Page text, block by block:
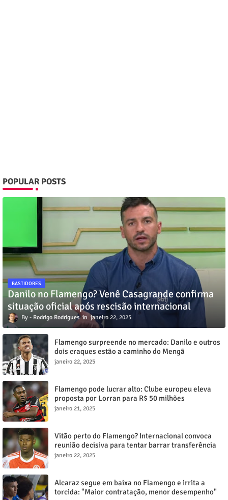
POPULAR POSTS
BASTIDORES
Danilo no Flamengo? Venê Casagrande confirma
situação oficial após rescisão internacional
Rodrigo Rodrigues janeiro 22, 2025
Flamengo surpreende no mercado: Danilo e outros
dois craques estão a caminho do Mengã
janeiro 22, 2025
Flamengo pode lucrar alto: Clube europeu eleva
proposta por Lorran para R$ 50 milhões
janeiro 21, 2025
Vitão perto do Flamengo? Internacional convoca
reunião decisiva para tentar barrar transferência
milionária
janeiro 22, 2025
Alcaraz segue em baixa no Flamengo e irrita a
torcida: "Maior contratação, menor desempenho"